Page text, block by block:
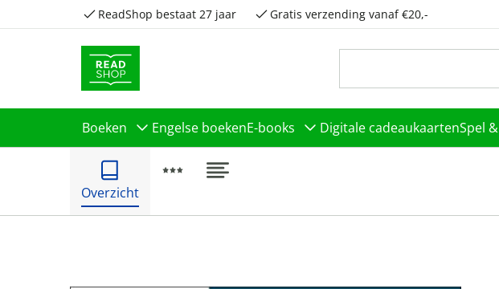
ReadShop bestaat 27 jaar Gratis verzending vanaf €20,-
Boeken Engelse boekenE-books Digitale cadeaukaartenSpel
Overzicht